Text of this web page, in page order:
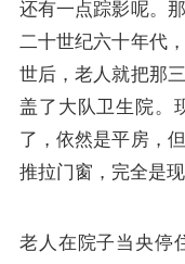
还有一点踪影呢。
二十世纪六十年代
世后，老人就把那
盖了大队卫生院。
了，依然是平房，
推拉门窗，完全是现
老人在院子当央停